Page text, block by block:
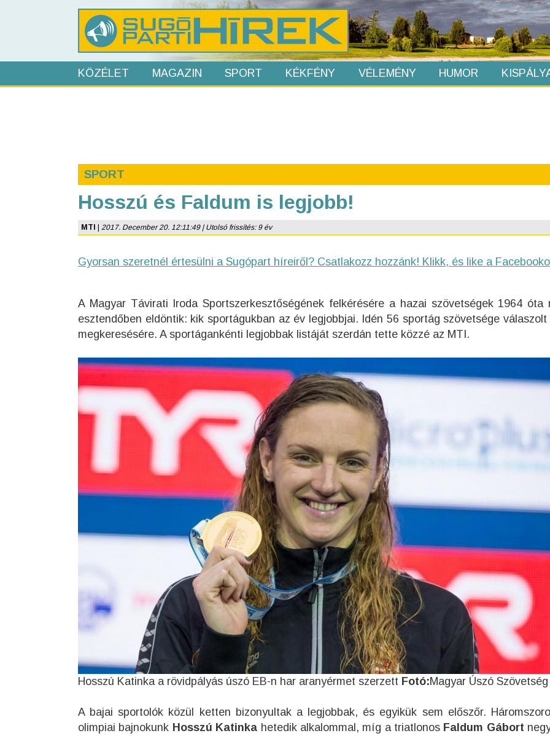
KÖZÉLET MAGAZIN SPORT KÉKFÉNY VÉLEMÉNY HUMOR
SPORT
Hosszú és Faldum is legjobb!
MTI 2017. December 20. 12:11:49 | Utolsó frissítés: 9 év
Gyorsan szeretnél értesülni a Sugópart híreiről? Csatlakozz hozzánk! Klikk, és like a
A Magyar Távirati Iroda Sportszerkesztőségének felkérésére a hazai szövetségek 1964 óta
esztendőben eldöntik: kik sportágukban az év legjobbjai. Idén 56 sportág szövetsége válaszolt
megkeresésére. A sportágankénti legjobbak listáját szerdán tette közzé az MTI.
Hosszú Katinka a rövidpályás úszó EB-n har aranyérmet szerzett Fotó:Magyar Úszó Szövetség
A bajai sportolók közül ketten bizonyultak a legjobbak, és egyikük sem előszőr.
olimpiai bajnokunk Hosszú Katinka hetedik alkalommal, míg a triatlonos Faldum Gábort